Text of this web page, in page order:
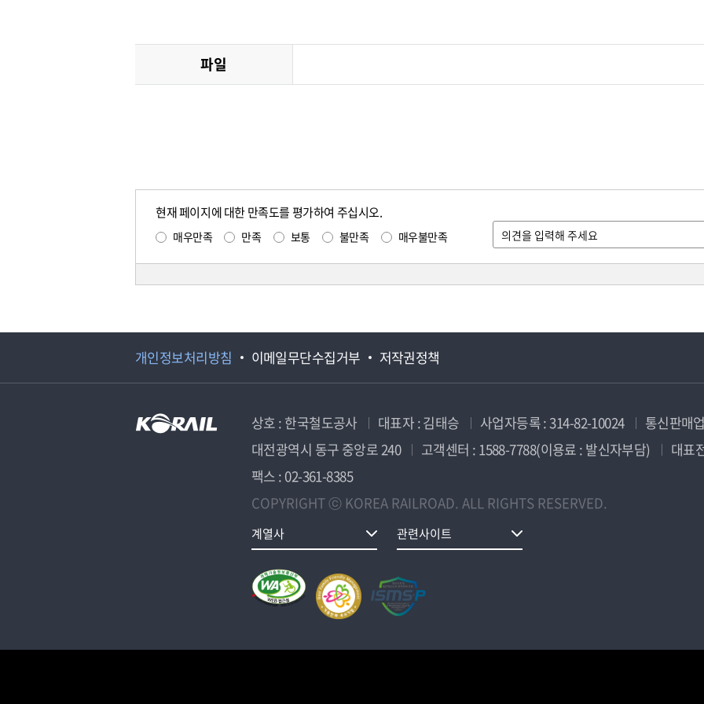
파일
현재 페이지에 대한 만족도를 평가하여 주십시오.
매우만족 만족 보통 불만족 매우불만족
개인정보처리방침 이메일무단수집거부 저작권정책
상호 : 한국철도공사 대표자 : 김태승 사업자등록 : 314-82-10024
통신판매
대전광역시 동구 중앙로 240
고객센터 : 1588-7788(이용료 : 발신자부담)
대표
팩스 : 02-361-8385
COPYRIGHT ⓒ KOREA RAILROAD. ALL RIGHTS RESERVED.
계열사 관련사이트